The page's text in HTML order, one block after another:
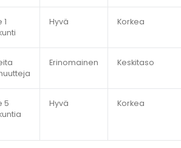
1
Hyvä Korkea
Erinomainen Keskitaso
5
Hyvä Korkea